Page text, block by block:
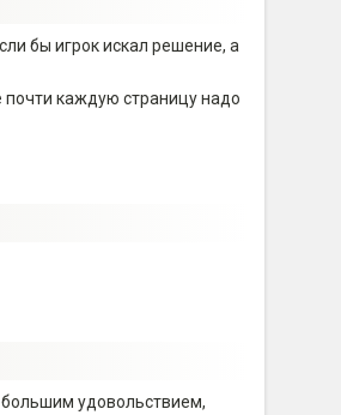
бы игрок искал решение, а
почти каждую страницу надо
удовольствием,